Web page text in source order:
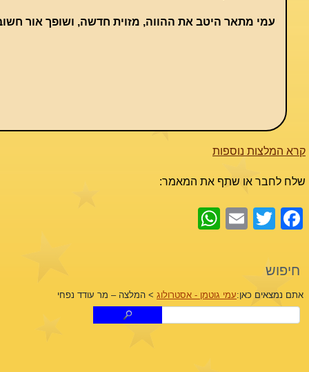
עמי מתאר היטב את ההווה, מזוית חדשה, ושופך אור
קרא המלצות נוספות
שלח לחבר או שתף את המאמר:
Facebook
Twitter
Email
חיפוש
אתם נמצאים כאן:עמי גוטמן - אסטרולוג > המלצה – מר עודד נפחי